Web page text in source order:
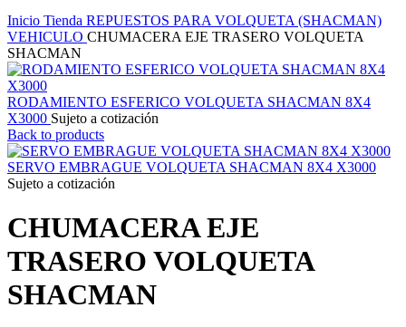
Inicio Tienda REPUESTOS PARA VOLQUETA (SHACMAN)
VEHICULO CHUMACERA EJE TRASERO VOLQUETA
SHACMAN
RODAMIENTO ESFERICO VOLQUETA SHACMAN 8X4
X3000 Sujeto a cotización
Back to products
SERVO EMBRAGUE VOLQUETA SHACMAN 8X4 X3000
Sujeto a cotización
CHUMACERA EJE
TRASERO VOLQUETA
SHACMAN